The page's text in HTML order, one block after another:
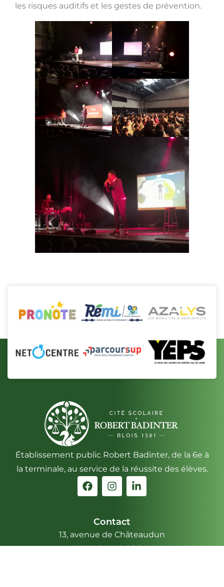
les risques auditifs et les gestes de prévention.
Établissement public Robert Badinter, de la 6e à
la terminale, au service de la réussite des élèves.
Contact
13, avenue de Châteaudun
41018 BLOIS Cédex